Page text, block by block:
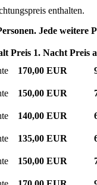
enthalten.
Jede weitere
Preis 1. Nacht Preis
170,00 EUR
150,00 EUR
140,00 EUR
135,00 EUR
150,00 EUR